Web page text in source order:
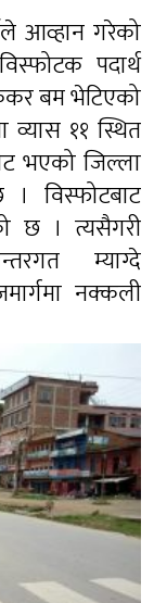
आव्हान गरेको
पदार्थ
बम भेटिएको
११ स्थित
भएको जिल्ला
विस्फोटबाट
छ । त्यसैगरी
म्याग्दे
नक्कली